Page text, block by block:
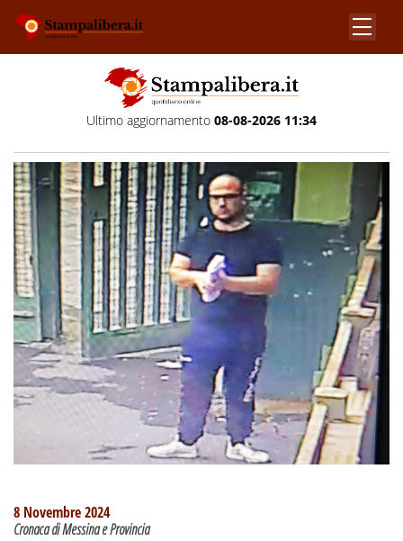
Ultimo aggiornamento 08-08-2026 11:34
8 Novembre 2024
Cronaca di Messina e Provincia